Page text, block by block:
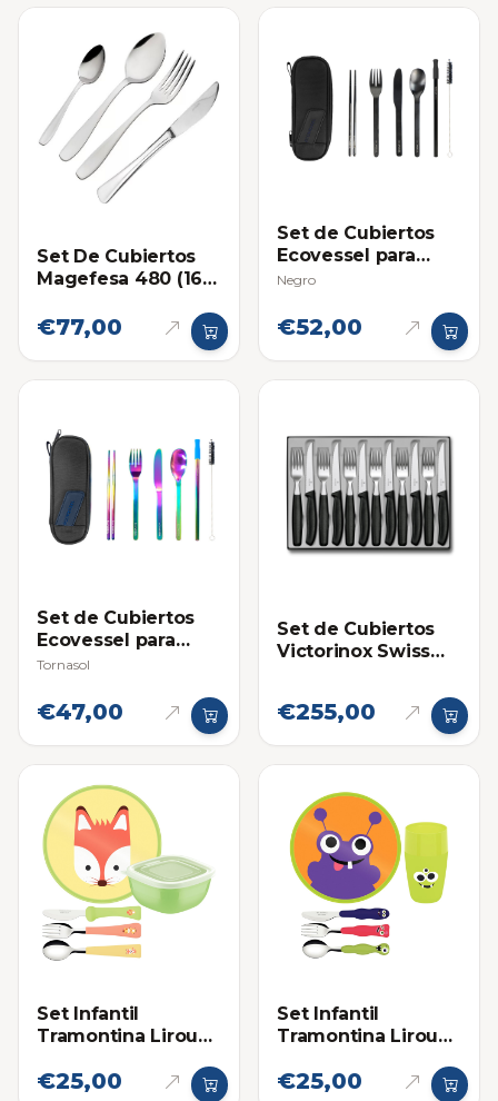
Set De Cubiertos
Magefesa 480 (16
€77,00
Set de Cubiertos
Ecovessel para
Viajero
Negro
€52,00
Set de Cubiertos
Ecovessel para
Viajero
Tornasol
€47,00
Set de Cubiertos
Victorinox Swiss
€255,00
Set Infantil
Tramontina Lirous
Cubiertos, Plato y
€25,00
Set Infantil
Tramontina Lirous
Cubiertos, Plato y
€25,00